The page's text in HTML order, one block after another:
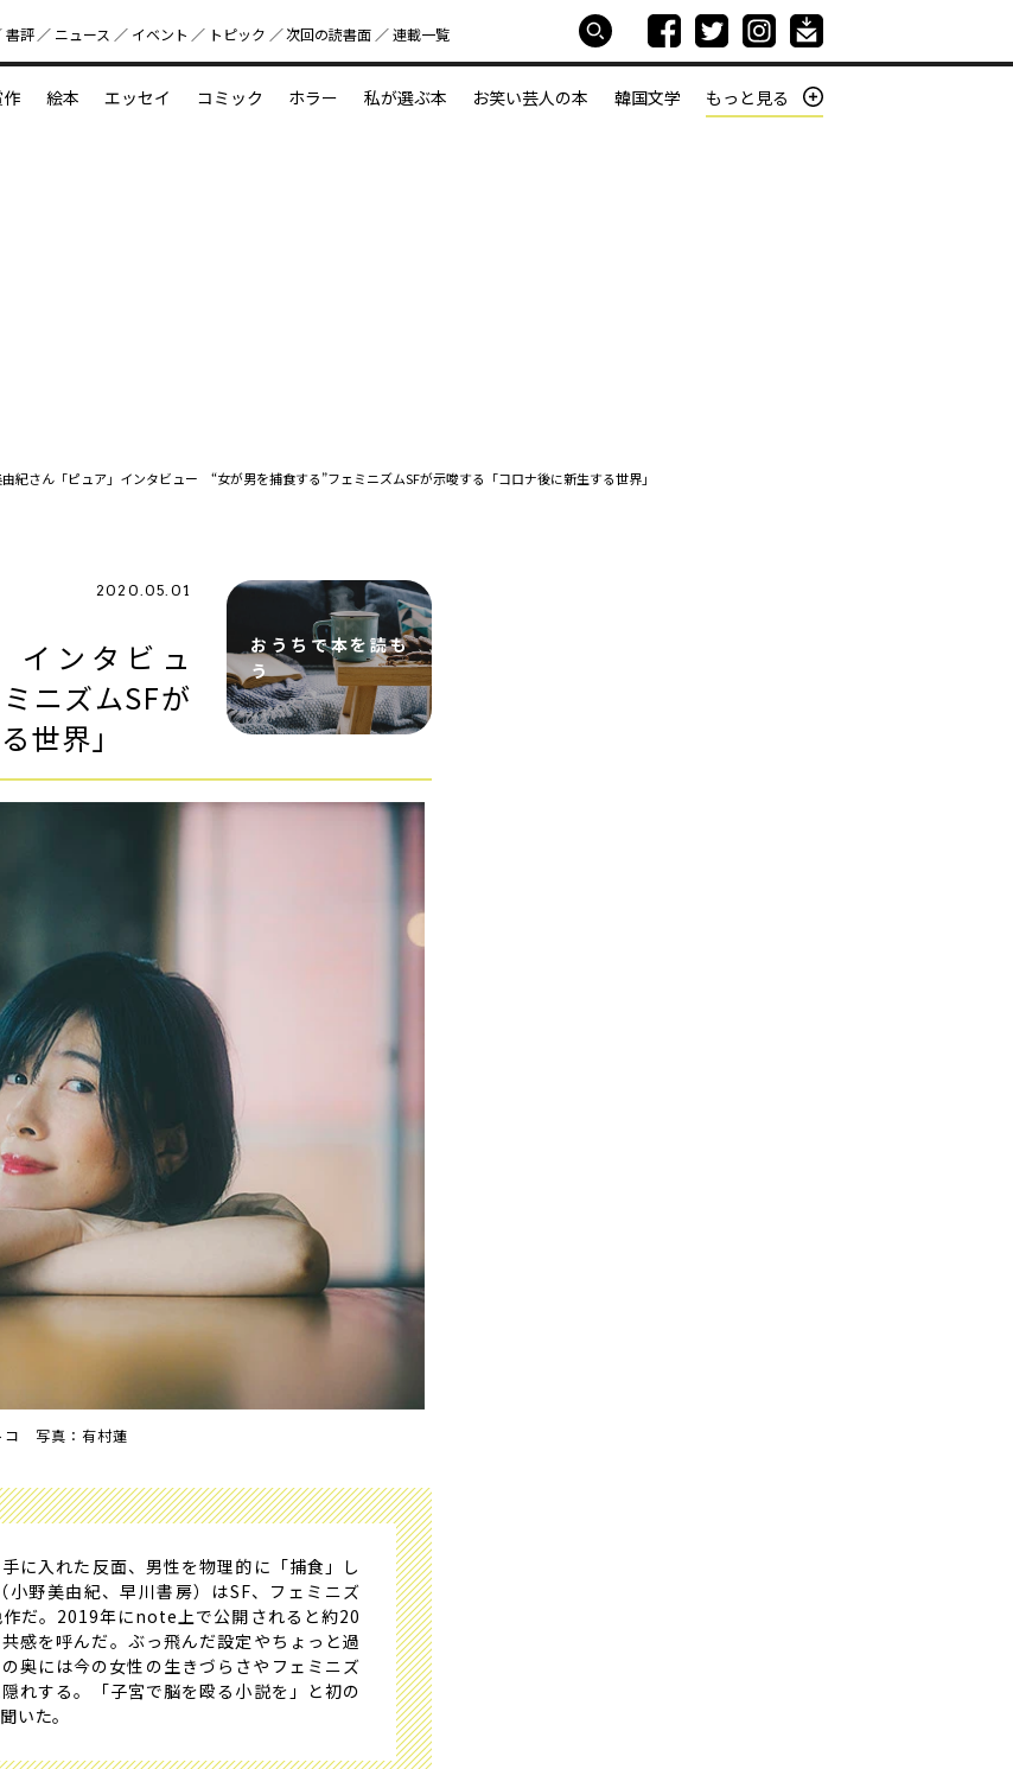
好書好日
書評 ニュース イベント トピック 次回の読書⾯ 連載一覧
絵本 エッセイ コミック ホラー 私が選ぶ本 お笑い芸人の本 韓国文学 もっと見る
紀さん「ピュア」インタビュー “女が男を捕食する”フェミニズムSFが示唆する「コロナ後に新生する世界」
おうちで本を読も
う
2020.05.01
インタビュ
ニズムSFが
世界」
コ 写真：有村蓮
に入れた反面、男性を物理的に「捕食」し
小野美由紀、早川書房）はSF、フェミニズ
だ。2019年にnote上で公開されると約20
感を呼んだ。ぶっ飛んだ設定やちょっと過
奥には今の女性の生きづらさやフェミニズ
れする。「子宮で脳を殴る小説を」と初の
いた。